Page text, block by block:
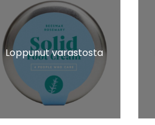
Loppunut varastosta